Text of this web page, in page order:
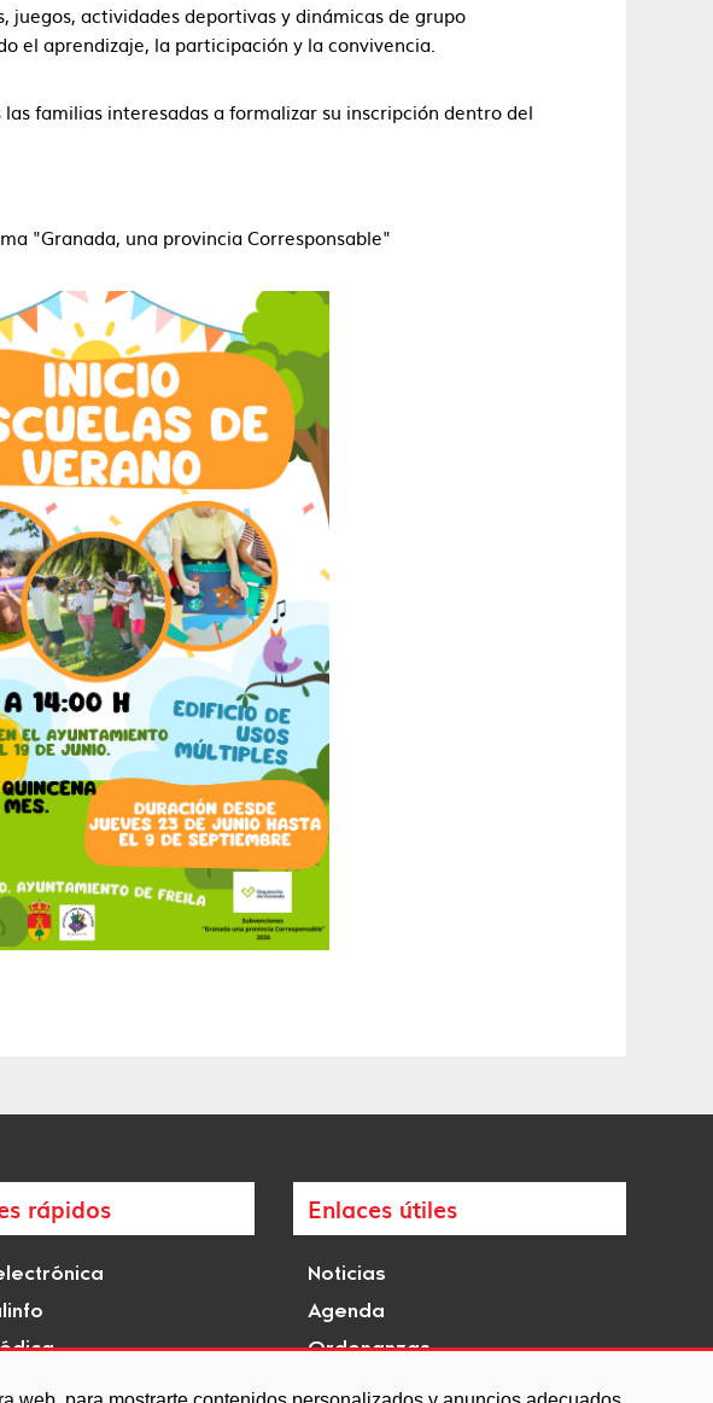
actividades deportivas y dinámicas de grupo
el aprendizaje, la participación y la convivencia.
familias interesadas a formalizar su inscripción dentro del
"Granada, una provincia Corresponsable"
rápidos Enlaces útiles
Noticias
Agenda
Ordenanzas